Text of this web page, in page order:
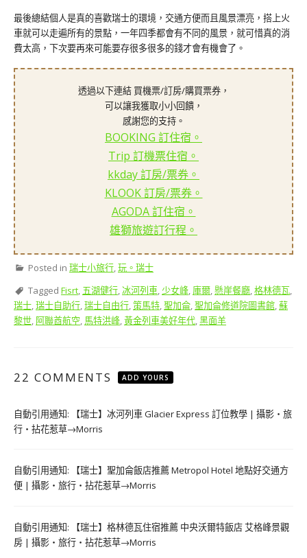
最後總結個人是真的喜歡瑞士的環境，交通方便而且風景漂亮，搭上火
車就可以走遍所有的景點，一年四季都會有不同的風景，就可惜真的消
費太高，下次要再來可能要存很多很多的錢才會有機會了。
透過以下連結 買機票/訂房/購買票券，
可以讓我獲取小小回饋，
感謝您的支持。
BOOKING 訂住宿。
Trip 訂機票住宿。
kkday 訂房/票券。
KLOOK 訂房/票券。
AGODA 訂住宿。
雄獅旅遊訂行程。
Posted in 瑞士小旅行,玩。瑞士
Tagged Fisrt, 五湖健行,冰河列車, 少女峰, 庫爾,懸崖餐廳,格林德瓦,
瑞士,瑞士自助行,瑞士自由行,策馬特,聖加侖,聖加侖修道院圖書館,蘇
黎世, 阿聯酋航空, 馬特洪峰,黃金列車美好年代,黑面羊
22 COMMENTS ADD YOURS
自動引用通知:
【瑞士】冰河列車 Glacier Express 訂位教學 | 攝影‧旅
行‧拈花惹草→Morris
自動引用通知:
【瑞士】聖加侖飯店推薦 Metropol Hotel 地點好交通方
便 | 攝影‧旅行‧拈花惹草→Morris
自動引用通知:
【瑞士】格林德瓦住宿推薦 中央沃爾特飯店 艾格峰景觀
房 | 攝影‧旅行‧拈花惹草→Morris